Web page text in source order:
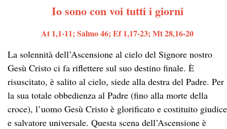
Io sono con voi tutti i giorni
At 1,1-11; Salmo 46; Ef 1,17-23; Mt 28,16-20
La solennità dell’Ascensione al cielo del Signore nostro
Gesù Cristo ci fa riflettere sul suo destino finale. È
risuscitato, è salito al cielo, siede alla destra del Padre. Per
la sua totale obbedienza al Padre (fino alla morte della
croce), l’uomo Gesù Cristo è glorificato e costituito giudice
e salvatore universale. Questa scena dell’Ascensione è